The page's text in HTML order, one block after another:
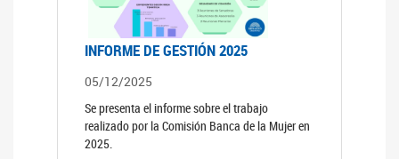
INFORME DE GESTIÓN 2025
05/12/2025
Se presenta el informe sobre el trabajo
realizado por la Comisión Banca de la Mujer en
2025.